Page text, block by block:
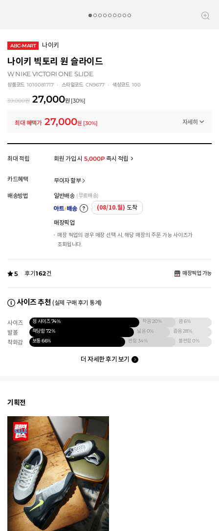
ABC-MART 나이키
나이키 빅토리 원 슬라이드
W NIKE VICTORI ONE SLIDE
상품코드 1010081717 스타일코드 CN9677 색상코드 100
39,000원 27,000원 [30%]
최대 혜택가 27,000원 [30%] 자세히
모든 혜택이 적용된 금액으로, 실제 결제 금액과는 차이가 있을 수 있습니다.
최대 적립 회원 가입 시 5,000P즉시 적립
카드혜택 무이자 할부
배송방법 일반배송 (무료배송)
(08/10.월) 도착
매장픽업
매장 픽업의 경우 매장 선택 시, 해당 매장의 주문 가능 사이즈가
조회됩니다.
5 후기162건 매장픽업 가능
사이즈 추천 (실제 구매 후기 통계)
사이즈 정 사이즈74% 작음20% 큼6%
발볼 적당함72% 넓음0% 좁음28%
착화감 보통66% 편함34% 불편함0%
더 자세한 후기 보기
기획전